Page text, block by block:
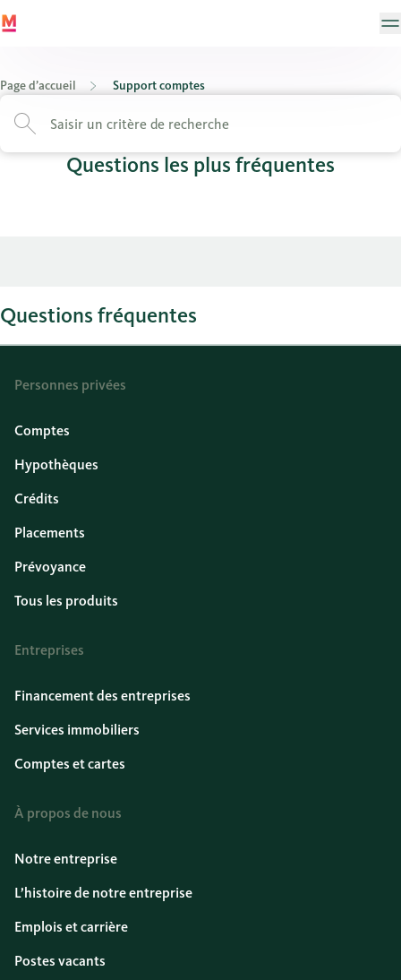
Page d’accueil Support comptes
Questions les plus fréquentes
Questions fréquentes
Personnes privées
Comptes
Hypothèques
Crédits
Placements
Prévoyance
Tous les produits
Entreprises
Financement des entreprises
Services immobiliers
Comptes et cartes
À propos de nous
Notre entreprise
L’histoire de notre entreprise
Emplois et carrière
Postes vacants